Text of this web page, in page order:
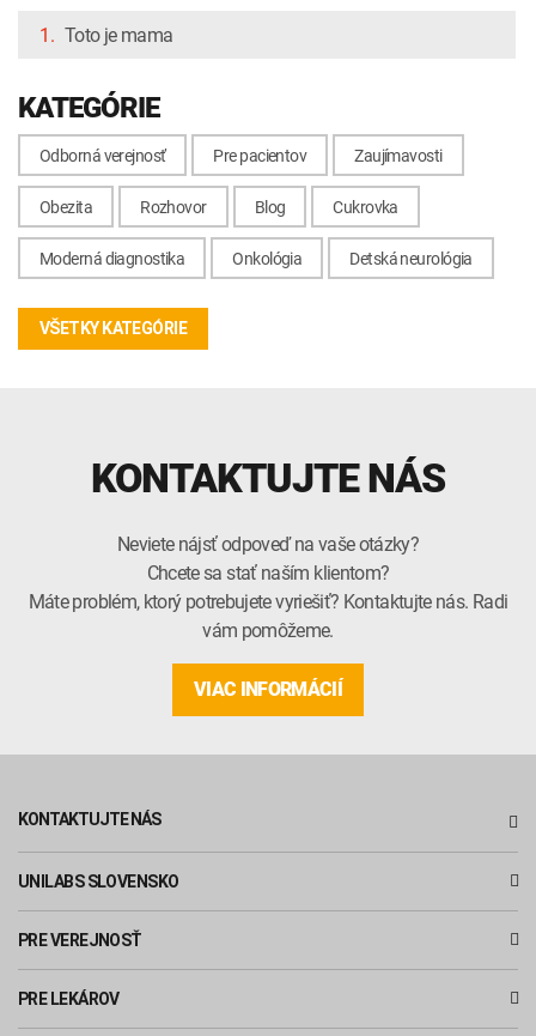
1. Toto je mama
KATEGÓRIE
Odborná verejnosť Pre pacientov Zaujímavosti
Obezita Rozhovor Blog Cukrovka
Moderná diagnostika Onkológia Detská neurológia
VŠETKY KATEGÓRIE
KONTAKTUJTE NÁS
Neviete nájsť odpoveď na vaše otázky?
Chcete sa stať naším klientom?
Máte problém, ktorý potrebujete vyriešiť? Kontaktujte nás. Radi
vám pomôžeme.
VIAC INFORMÁCIÍ
KONTAKTUJTE NÁS
UNILABS SLOVENSKO
PRE VEREJNOSŤ
PRE LEKÁROV